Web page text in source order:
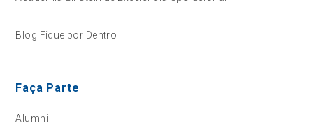
Blog Fique por Dentro
Faça Parte
Alumni